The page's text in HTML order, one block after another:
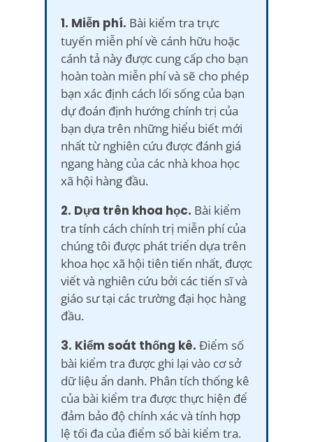
1. Miễn phí. Bài kiểm tra trực
tuyến miễn phí về cánh hữu hoặc
cánh tả này được cung cấp cho bạn
hoàn toàn miễn phí và sẽ cho phép
bạn xác định cách lối sống của bạn
dự đoán định hướng chính trị của
bạn dựa trên những hiểu biết mới
nhất từ nghiên cứu được đánh giá
ngang hàng của các nhà khoa học
xã hội hàng đầu.
2. Dựa trên khoa học. Bài kiểm
tra tính cách chính trị miễn phí của
chúng tôi được phát triển dựa trên
khoa học xã hội tiên tiến nhất, được
viết và nghiên cứu bởi các tiến sĩ và
giáo sư tại các trường đại học hàng
đầu.
3. Kiểm soát thống kê. Điểm số
bài kiểm tra được ghi lại vào cơ sở
dữ liệu ẩn danh. Phân tích thống kê
của bài kiểm tra được thực hiện để
đảm bảo độ chính xác và tính hợp
lệ tối đa của điểm số bài kiểm tra.